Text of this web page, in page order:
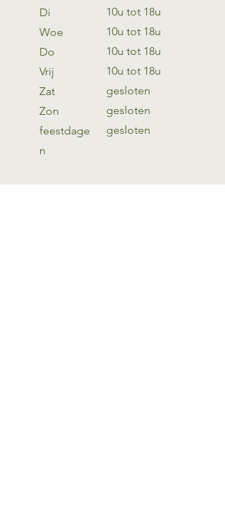
Di
Woe
Do
Vrij
Zat
Zon
feestdage
n
10u tot 18u
10u tot 18u
10u tot 18u
10u tot 18u
gesloten
gesloten
gesloten